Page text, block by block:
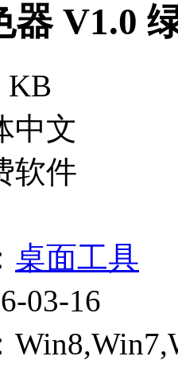
器 V1.0
KB
中文
软件
桌面工具
03-16